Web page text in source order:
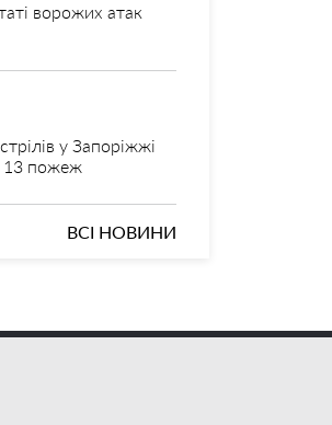
ворожих атак
у Запоріжжі
13 пожеж
ВСІ НОВИНИ